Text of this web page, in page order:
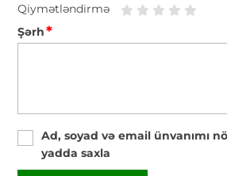
Qiymətləndirmə
Şərh*
Ad, soyad və email ünvanımı
yadda saxla